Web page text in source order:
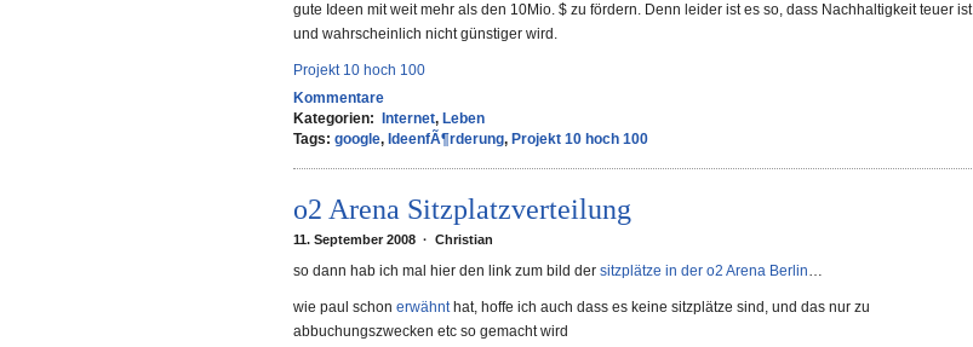
gute Ideen mit weit mehr als den 10Mio. $ zu fördern. Denn leider ist es so, dass Nachhaltigkeit teuer ist
und wahrscheinlich nicht günstiger wird.
Projekt 10 hoch 100
Kommentare
Kategorien:
Internet, Leben
Tags: google, IdeenfÃ¶rderung, Projekt 10 hoch 100
o2 Arena Sitzplatzverteilung
11. September 2008 · Christian
so dann hab ich mal hier den link zum bild der sitzplätze in der o2 Arena Berlin…
wie paul schon erwähnthat, hoffe ich auch dass es keine sitzplätze sind, und das nur zu
abbuchungszwecken etc so gemacht wird